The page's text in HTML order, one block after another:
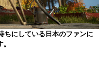
にしている日本のファンに